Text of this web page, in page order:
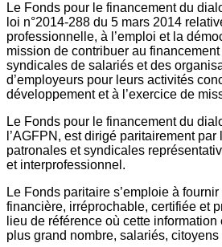
Le Fonds pour le financement du
loi n°2014-288 du 5 mars 2014
professionnelle, à l’emploi et la
mission de contribuer au
syndicales de salariés et des
d’employeurs pour leurs activités
développement et à l’exercice de
Le Fonds pour le financement du
l’AGFPN, est dirigé paritairement
patronales et syndicales
et interprofessionnel.
Le Fonds paritaire s’emploie à
financière, irréprochable, certifiée et
lieu de référence où cette
plus grand nombre, salariés, citoyens